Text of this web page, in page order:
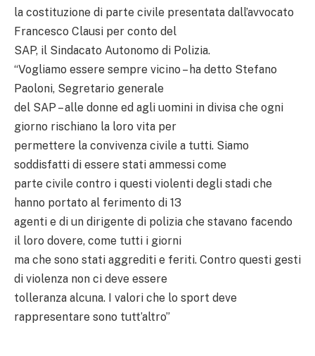
la costituzione di parte civile presentata dall’avvocato
Francesco Clausi per conto del
SAP, il Sindacato Autonomo di Polizia.
“Vogliamo essere sempre vicino – ha detto Stefano
Paoloni, Segretario generale
del SAP – alle donne ed agli uomini in divisa che ogni
giorno rischiano la loro vita per
permettere la convivenza civile a tutti. Siamo
soddisfatti di essere stati ammessi come
parte civile contro i questi violenti degli stadi che
hanno portato al ferimento di 13
agenti e di un dirigente di polizia che stavano facendo
il loro dovere, come tutti i giorni
ma che sono stati aggrediti e feriti. Contro questi gesti
di violenza non ci deve essere
tolleranza alcuna. I valori che lo sport deve
rappresentare sono tutt’altro”